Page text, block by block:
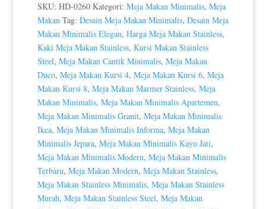
SKU: HD-0260 Kategori: Meja Makan Minimalis, Meja
Makan Tag: Desain Meja Makan Minimalis, Desain Meja
Makan Minimalis Elegan, Harga Meja Makan Stainless,
Kaki Meja Makan Stainless, Kursi Makan Stainless
Steel, Meja Makan Cantik Minimalis, Meja Makan
Duco, Meja Makan Kursi 4, Meja Makan Kursi 6, Meja
Makan Kursi 8, Meja Makan Marmer Stainless, Meja
Makan Minimalis, Meja Makan Minimalis Apartemen,
Meja Makan Minimalis Granit, Meja Makan Minimalis
Ikea, Meja Makan Minimalis Informa, Meja Makan
Minimalis Jepara, Meja Makan Minimalis Kayu Jati,
Meja Makan Minimalis Modern, Meja Makan Minimalis
Terbaru, Meja Makan Modern, Meja Makan Stainless,
Meja Makan Stainless Minimalis, Meja Makan Stainless
Murah, Meja Makan Stainless Steel, Meja Makan